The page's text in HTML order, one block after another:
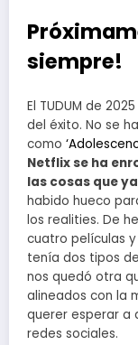
siempre!
El TUDUM de
del éxito. No se
como
Netflix se ha
las cosas que
habido hueco
los realities. De
cuatro películas
tenía dos tipos
nos quedó otra
alineados con la
querer esperar a
redes sociales.